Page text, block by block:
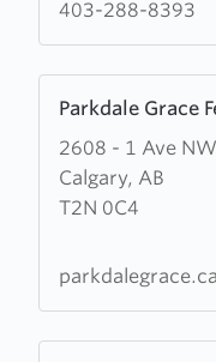
403-288-8393
Parkdale Grace
2608 - 1 Ave NW
Calgary, AB
T2N 0C4
more
about
Parkdale
Grace
parkdalegrace.ca